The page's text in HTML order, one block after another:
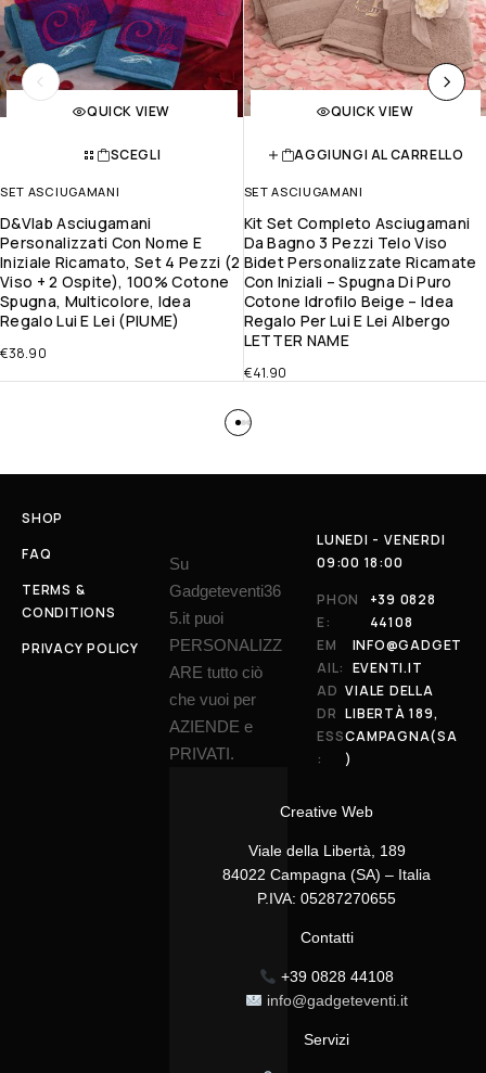
QUICK VIEW
SCEGLI
SET ASCIUGAMANI
D&Vlab Asciugamani
Personalizzati Con Nome E
Iniziale Ricamato, Set 4 Pezzi (2
Viso + 2 Ospite), 100% Cotone
Spugna, Multicolore, Idea
Regalo Lui E Lei (PIUME)
€38.90
QUICK VIEW
AGGIUNGI AL CARRELLO
SET ASCIUGAMANI
Kit Set Completo Asciugamani
Da Bagno 3 Pezzi Telo Viso
Bidet Personalizzate Ricamate
Con Iniziali – Spugna Di Puro
Cotone Idrofilo Beige – Idea
Regalo Per Lui E Lei Albergo
LETTER NAME
€41.90
SHOP
FAQ
TERMS &
CONDITIONS
PRIVACY POLICY
Su
Gadgeteventi36
5.it puoi
PERSONALIZZ
ARE tutto ciò
che vuoi per
AZIENDE e
PRIVATI.
Creative Web
Viale della Libertà, 189
84022 Campagna (SA) – Italia
P.IVA: 05287270655
Contatti
+39 0828 44108
info@gadgeteventi.it
Servizi
LUNEDI - VENERDI
09:00 18:00
PHON
E:
+39 0828
44108
EM
AIL:
INFO@GADGET
EVENTI.IT
AD
DR
ESS
:
VIALE DELLA
LIBERTÀ 189,
CAMPAGNA(SA
)